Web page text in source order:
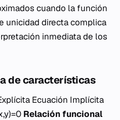
cuando la función
unicidad directa complica
inmediata de los
de características
Ecuación Implícita
Relación funcional